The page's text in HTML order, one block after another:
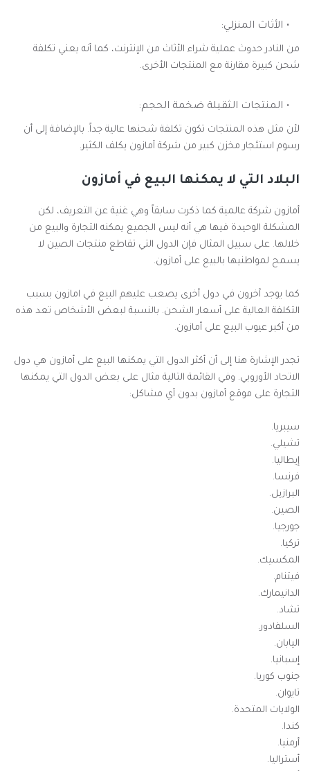
الأثاث المنزلي:
من النادر حدوث عملية شراء الأثاث من الإنترنت، كما أنه يعني تكلفة
شحن كبيرة مقارنة مع المنتجات الأخرى.
المنتجات الثقيلة ضخمة الحجم:
لأن مثل هذه المنتجات تكون تكلفة شحنها عالية جداً. بالإضافة إلى أن
رسوم استئجار مخزن كبير من شركة أمازون يكلف الكثير.
البلاد التي لا يمكنها البيع في أمازون
أمازون شركة عالمية كما ذكرت سابقاً وهي غنية عن التعريف، لكن
المشكلة الوحيدة فيها هي أنه ليس الجميع يمكنه التجارة والبيع من
خلالها. على سبيل المثال فإن الدول التي تقاطع منتجات الصين لا
يسمح لمواطنيها بالبيع على أمازون.
كما يوجد آخرون في دول أخرى يصعب عليهم البيع في امازون بسبب
التكلفة العالية على أسعار الشحن. بالنسبة لبعض الأشخاص تعد هذه
من أكبر عيوب البيع على أمازون.
تجدر الإشارة هنا إلى أن أكثر الدول التي يمكنها البيع على أمازون هي دول
الاتحاد الأوروبي. وفي القائمة التالية مثال على بعض الدول التي يمكنها
التجارة على موقع أمازون بدون أي مشاكل:
سيبريا.
تشيلي.
إيطاليا.
فرنسا.
البرازيل.
الصين.
جورجيا.
تركيا.
المكسيك.
فيتنام.
الدانيمارك.
تشاد.
السلفادور.
اليابان.
إسبانيا.
جنوب كوريا.
تايوان.
الولايات المتحدة.
كندا.
أرمنيا.
أستراليا.